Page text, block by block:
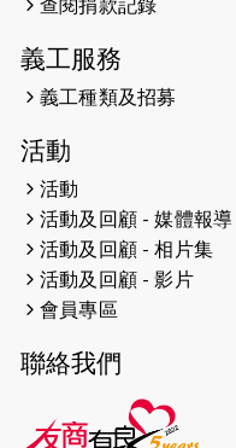
2026-04-24
2026-04-23
2026-04-19
2026-04-16
猛龍
（
2026-04-12
2026-04-11
2026-04-10 太古
查閱捐款記錄
義工服務
義工種類及招募
活動
活動
活動及回顧 - 媒體報導
活動及回顧 - 相片集
活動及回顧 - 影片
會員專區
聯絡我們